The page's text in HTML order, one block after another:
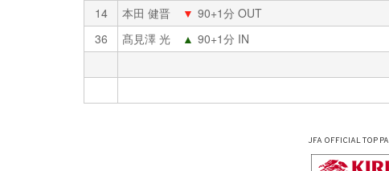
14
本田 健晋 ▼ 90+1分 OUT
36
髙見澤 光 ▲ 90+1分 IN
JFA OFFICIALTOP